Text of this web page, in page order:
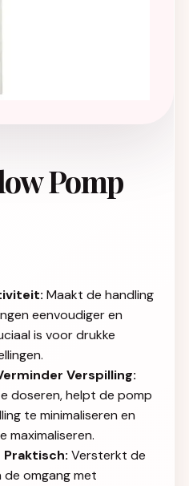
Pomp
Maakt de handling
eenvoudiger en
is voor drukke
Verspilling:
doseren, helpt de pomp
te minimaliseren en
maximaliseren.
Praktisch: Versterkt de
omgang met